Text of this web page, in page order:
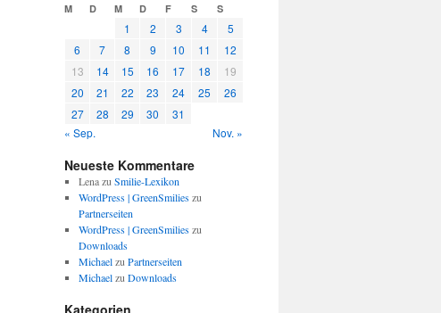
M D M D F S S
1 2 3 4
5
6
7 8 9 10 11
12
13
14 15 16 17 18
19
20
21 22 23 24 25
26
27
28 29 30
31
« Sep.
Nov. »
Neueste Kommentare
Lenazu Smilie-Lexikon
WordPress | GreenSmilieszu
Partnerseiten
WordPress | GreenSmilieszu
Downloads
Michaelzu Partnerseiten
Michaelzu Downloads
Kategorien